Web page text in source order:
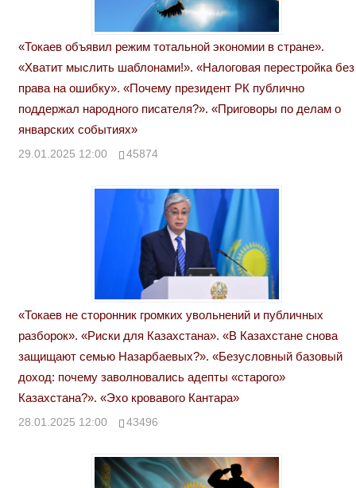
«Токаев объявил режим тотальной экономии в стране».
«Хватит мыслить шаблонами!». «Налоговая перестройка без
права на ошибку». «Почему президент РК публично
поддержал народного писателя?». «Приговоры по делам о
январских событиях»
29.01.2025 12:00 45874
«Токаев не сторонник громких увольнений и публичных
разборок». «Риски для Казахстана». «В Казахстане снова
защищают семью Назарбаевых?». «Безусловный базовый
доход: почему заволновались адепты «старого»
Казахстана?». «Эхо кровавого Кантара»
28.01.2025 12:00 43496